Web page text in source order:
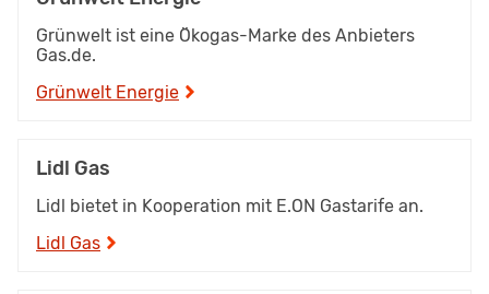
Grünwelt ist eine Ökogas-Marke des Anbieters
Gas.de.
Grünwelt Energie
Lidl Gas
Lidl bietet in Kooperation mit E.ON Gastarife an.
Lidl Gas